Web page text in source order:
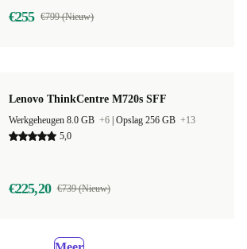
€255 €799 (Nieuw)
Lenovo ThinkCentre M720s SFF
Werkgeheugen 8.0 GB +6 Opslag 256 GB +13
5,0
€225,20 €739 (Nieuw)